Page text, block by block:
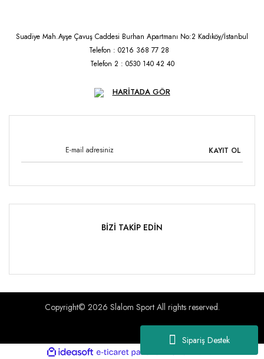
Sipariş Destek
Suadiye Mah.Ayşe Çavuş Caddesi Burhan Apartmanı No:2 Kadıköy/İstanbul
Telefon : 0216 368 77 28
Telefon 2 : 0530 140 42 40
HARİTADA GÖR
KAYIT OL
BİZİ TAKİP EDİN
Copyright© 2026 Slalom Sport All rights reserved.
ideasoft